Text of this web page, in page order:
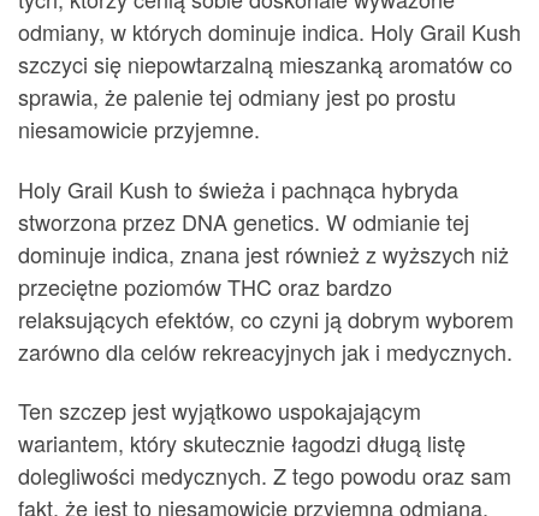
odmiany, w których dominuje indica. Holy Grail Kush
szczyci się niepowtarzalną mieszanką aromatów co
sprawia, że palenie tej odmiany jest po prostu
niesamowicie przyjemne.
Holy Grail Kush to świeża i pachnąca hybryda
stworzona przez DNA genetics. W odmianie tej
dominuje indica, znana jest również z wyższych niż
przeciętne poziomów THC oraz bardzo
relaksujących efektów, co czyni ją dobrym wyborem
zarówno dla celów rekreacyjnych jak i medycznych.
Ten szczep jest wyjątkowo uspokajającym
wariantem, który skutecznie łagodzi długą listę
dolegliwości medycznych. Z tego powodu oraz sam
fakt, że jest to niesamowicie przyjemna odmiana,